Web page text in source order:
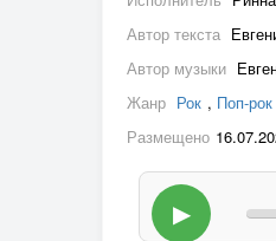
Автор текста
Автор музыки
Жанр Рок , Поп-рок
Размещено
▶